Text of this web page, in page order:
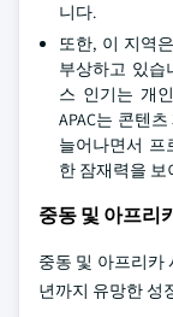
니다.
또한, 이 지역
부상하고 있습
스 인기는 개
APAC는 콘텐
늘어나면서 프
한 잠재력을
중동 및 아프리
중동 및 아프리카
년까지 유망한 성